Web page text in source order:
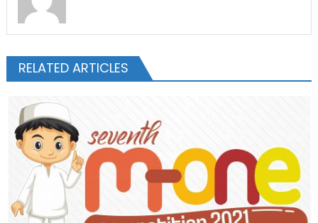
RELATED ARTICLES